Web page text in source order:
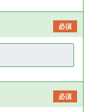
必須
必須